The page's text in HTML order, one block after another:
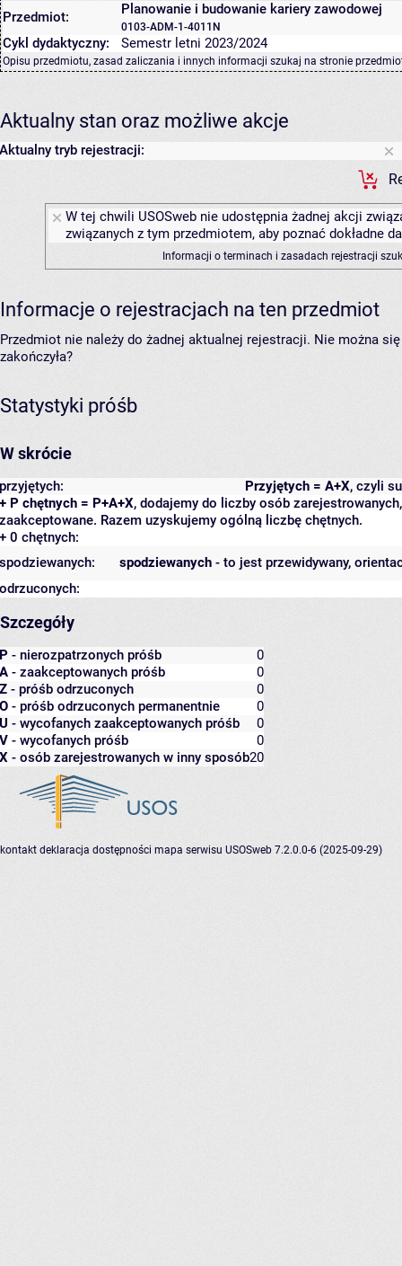
Przedmiot: Planowanie i budowanie kariery zawodowej
0103-ADM-1-4011N
Cykl dydaktyczny: Semestr letni 2023/2024
Opisu przedmiotu, zasad zaliczania i innych informacji szukaj na stronie
Aktualny stan oraz możliwe akcje
Aktualny tryb rejestracji:
W tej chwili USOSweb nie udostępnia żadnej akcji
związanych z tym przedmiotem, aby poznać dokładne
Informacji o terminach i zasadach rejestracji
Informacje o rejestracjach na ten przedmiot
Przedmiot nie należy do żadnej aktualnej rejestracji. Nie można
zakończyła?
Statystyki próśb
W skrócie
Przyjętych = A+X, czyli
przyjętych:
+ P chętnych = P+A+X, dodajemy do liczby osób
zaakceptowane. Razem uzyskujemy ogólną liczbę chętnych.
+ 0 chętnych:
spodziewanych - to jest przewidywany,
spodziewanych:
odrzuconych:
Szczegóły
P - nierozpatrzonych próśb
0
A - zaakceptowanych próśb
0
Z - próśb odrzuconych
0
O - próśb odrzuconych permanentnie
0
U - wycofanych zaakceptowanych próśb
0
V - wycofanych próśb
0
X - osób zarejestrowanych w inny sposób20
kontakt deklaracja dostępności mapa serwisu USOSweb 7.2.0.0-6 (2025-09-29)